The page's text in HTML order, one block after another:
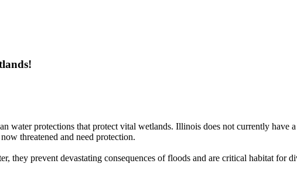
water protections that protect vital wetlands. Illinois does not currently have
threatened and need protection.
they prevent devastating consequences of floods and are critical habitat for